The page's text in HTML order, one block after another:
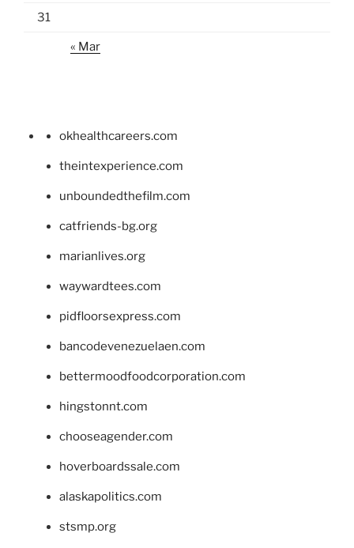
31
« Mar
okhealthcareers.com
theintexperience.com
unboundedthefilm.com
catfriends-bg.org
marianlives.org
waywardtees.com
pidfloorsexpress.com
bancodevenezuelaen.com
bettermoodfoodcorporation.com
hingstonnt.com
chooseagender.com
hoverboardssale.com
alaskapolitics.com
stsmp.org